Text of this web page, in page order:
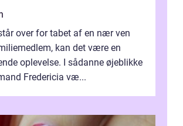
over for tabet af en nær ven
kan det være en
oplevelse. I sådanne øjeblikke
Fredericia væ...